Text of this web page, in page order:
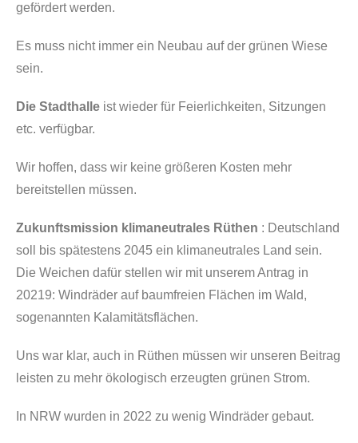
gefördert werden.
Es muss nicht immer ein Neubau auf der grünen Wiese
sein.
Die Stadthalle ist wieder für Feierlichkeiten, Sitzungen
etc. verfügbar.
Wir hoffen, dass wir keine größeren Kosten mehr
bereitstellen müssen.
Zukunftsmission klimaneutrales Rüthen : Deutschland
soll bis spätestens 2045 ein klimaneutrales Land sein.
Die Weichen dafür stellen wir mit unserem Antrag in
20219: Windräder auf baumfreien Flächen im Wald,
sogenannten Kalamitätsflächen.
Uns war klar, auch in Rüthen müssen wir unseren Beitrag
leisten zu mehr ökologisch erzeugten grünen Strom.
In NRW wurden in 2022 zu wenig Windräder gebaut.